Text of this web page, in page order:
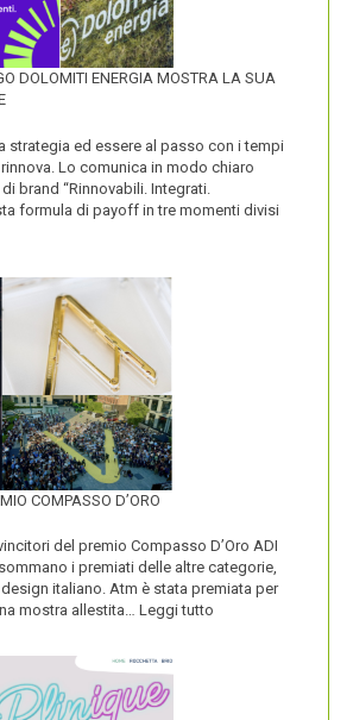
DOLOMITI ENERGIA MOSTRA LA SUA
strategia ed essere al passo con i tempi
Lo comunica in modo chiaro
brand “Rinnovabili. Integrati.
formula di payoff in tre momenti divisi
COMPASSO D’ORO
del premio Compasso D’Oro ADI
i premiati delle altre categorie,
italiano. Atm è stata premiata per
mostra allestita… Leggi tutto